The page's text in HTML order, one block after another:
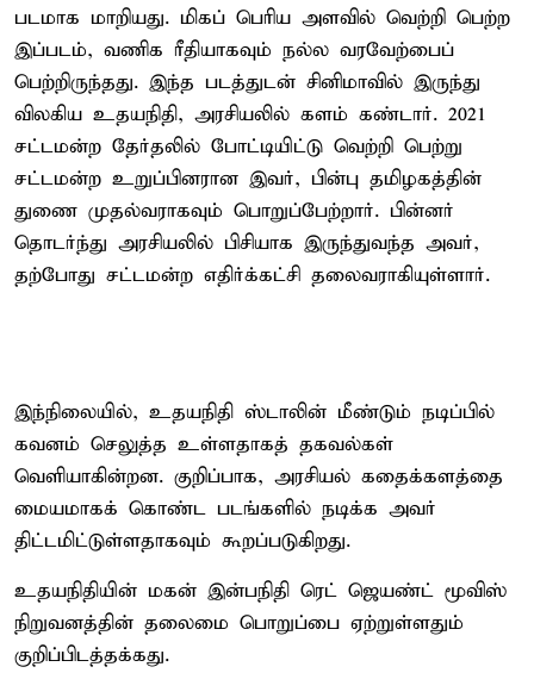
படமாக மாறியது. மிகப் பெரிய அளவில் வெற்றி பெற்ற
இப்படம், வணிக ரீதியாகவும் நல்ல வரவேற்பைப்
பெற்றிருந்தது. இந்த படத்துடன் சினிமாவில் இருந்து
விலகிய உதயநிதி, அரசியலில் களம் கண்டார். 2021
சட்டமன்ற தேர்தலில் போட்டியிட்டு வெற்றி பெற்று
சட்டமன்ற உறுப்பினரான இவர், பின்பு தமிழகத்தின்
துணை முதல்வராகவும் பொறுப்பேற்றார். பின்னர்
தொடர்ந்து அரசியலில் பிசியாக இருந்துவந்த அவர்,
தற்போது சட்டமன்ற எதிர்க்கட்சி தலைவராகியுள்ளார்.
இந்நிலையில், உதயநிதி ஸ்டாலின் மீண்டும் நடிப்பில்
கவனம் செலுத்த உள்ளதாகத் தகவல்கள்
வெளியாகின்றன. குறிப்பாக, அரசியல் கதைக்களத்தை
மையமாகக் கொண்ட படங்களில் நடிக்க அவர்
திட்டமிட்டுள்ளதாகவும் கூறப்படுகிறது.
உதயநிதியின் மகன் இன்பநிதி ரெட் ஜெயண்ட் மூவிஸ்
நிறுவனத்தின் தலைமை பொறுப்பை ஏற்றுள்ளதும்
குறிப்பிடத்தக்கது.